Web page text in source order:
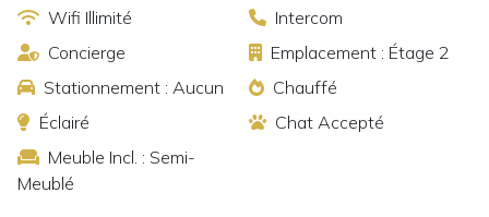
Wifi Illimité
Intercom
Concierge
Emplacement : Étage 2
Stationnement : Aucun
Chauffé
Éclairé
Chat Accepté
Meuble Incl. : Semi-
Meublé